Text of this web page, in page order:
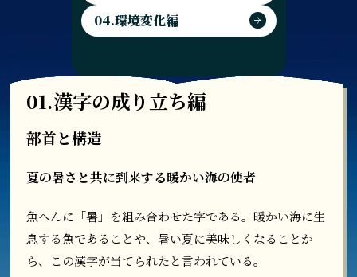
04.環境変化編
01.漢字の成り立ち編
部首と構造
夏の暑さと共に到来する暖かい海の使者
魚へんに「暑」を組み合わせた字である。暖かい海に生
息する魚であることや、暑い夏に美味しくなることか
ら、この漢字が当てられたと言われている。